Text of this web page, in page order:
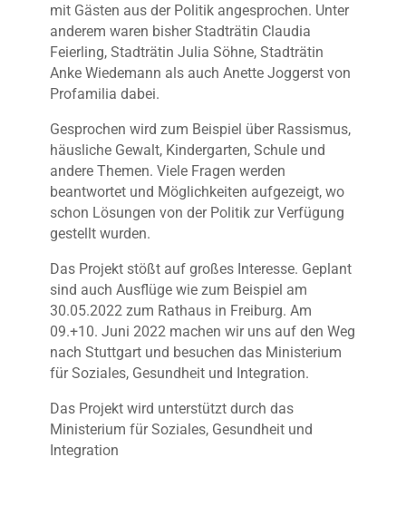
mit Gästen aus der Politik angesprochen. Unter
anderem waren bisher Stadträtin Claudia
Feierling, Stadträtin Julia Söhne, Stadträtin
Anke Wiedemann als auch Anette Joggerst von
Profamilia dabei.
Gesprochen wird zum Beispiel über Rassismus,
häusliche Gewalt, Kindergarten, Schule und
andere Themen. Viele Fragen werden
beantwortet und Möglichkeiten aufgezeigt, wo
schon Lösungen von der Politik zur Verfügung
gestellt wurden.
Das Projekt stößt auf großes Interesse. Geplant
sind auch Ausflüge wie zum Beispiel am
30.05.2022 zum Rathaus in Freiburg. Am
09.+10. Juni 2022 machen wir uns auf den Weg
nach Stuttgart und besuchen das Ministerium
für Soziales, Gesundheit und Integration.
Das Projekt wird unterstützt durch das
Ministerium für Soziales, Gesundheit und
Integration